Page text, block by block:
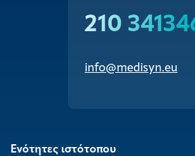
210
info@medisyn.eu
Ενότητες ιστότοπου